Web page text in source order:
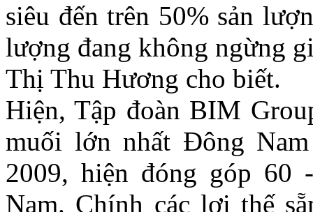
siêu đến trên 50% sản
lượng đang không ngừng
Thị Thu Hương cho biết.
Hiện, Tập đoàn BIM
muối lớn nhất Đông
2009, hiện đóng góp 60
Nam. Chính các lợi thế